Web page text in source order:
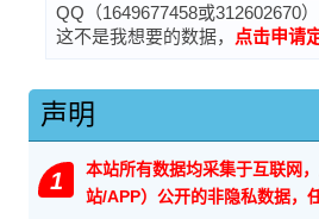
QQ（1649677458或312602670）
这不是我想要的数据，
点击申请
声明
1
本站所有数据均采集于互联网
站/APP）公开的非隐私数据，